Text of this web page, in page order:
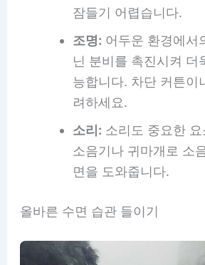
잠들기 어렵습니다.
조명: 어두운 환경에서
닌 분비를 촉진시켜 더
능합니다. 차단 커튼이
려하세요.
소리: 소리도 중요한
소음기나 귀마개로 소
면을 도와줍니다.
올바른 수면 습관 들이기